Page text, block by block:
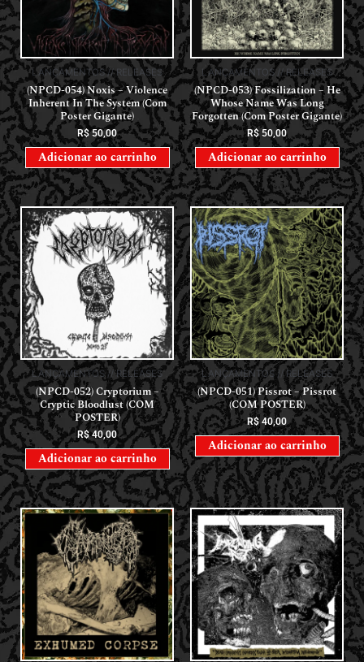
LANÇAMENTOS // RELEASES
(NPCD-054) Noxis – Violence
Inherent In The System (Com
Poster Gigante)
R$50,00
Adicionar ao carrinho
LANÇAMENTOS // RELEASES
(NPCD-053) Fossilization – He
Whose Name Was Long
Forgotten (Com Poster Gigante)
R$ 50,00
Adicionar ao carrinho
LANÇAMENTOS // RELEASES
(NPCD-052) Cryptorium –
Cryptic Bloodlust (COM
POSTER)
R$40,00
Adicionar ao carrinho
LANÇAMENTOS // RELEASES
(NPCD-051) Pissrot – Pissrot
(COM POSTER)
R$40,00
Adicionar ao carrinho